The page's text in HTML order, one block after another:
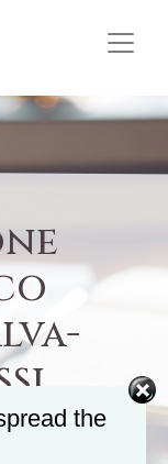
the